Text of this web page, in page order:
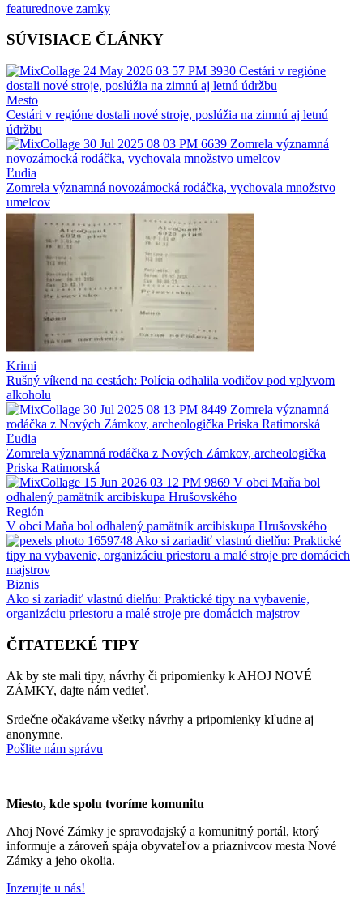
featurednove zamky
SÚVISIACE ČLÁNKY
Mesto
Cestári v regióne dostali nové stroje, poslúžia na zimnú aj letnú
údržbu
Ľudia
Zomrela významná novozámocká rodáčka, vychovala množstvo
umelcov
Krimi
Rušný víkend na cestách: Polícia odhalila vodičov pod vplyvom
alkoholu
Ľudia
Zomrela významná rodáčka z Nových Zámkov, archeologička
Priska Ratimorská
Región
V obci Maňa bol odhalený pamätník arcibiskupa Hrušovského
Biznis
Ako si zariadiť vlastnú dielňu: Praktické tipy na vybavenie,
organizáciu priestoru a malé stroje pre domácich majstrov
ČITATEĽKÉ TIPY
Ak by ste mali tipy, návrhy či pripomienky k AHOJ NOVÉ
ZÁMKY, dajte nám vedieť.
Srdečne očakávame všetky návrhy a pripomienky kľudne aj
anonymne.
Pošlite nám správu
Miesto, kde spolu tvoríme komunitu
Ahoj Nové Zámky je spravodajský a komunitný portál, ktorý
informuje a zároveň spája obyvateľov a priaznivcov mesta Nové
Zámky a jeho okolia.
Inzerujte u nás!